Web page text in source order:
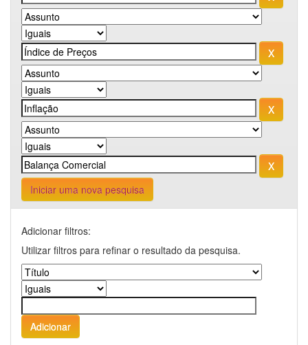
Iniciar uma nova pesquisa
Adicionar filtros:
Utilizar filtros para refinar o resultado da pesquisa.